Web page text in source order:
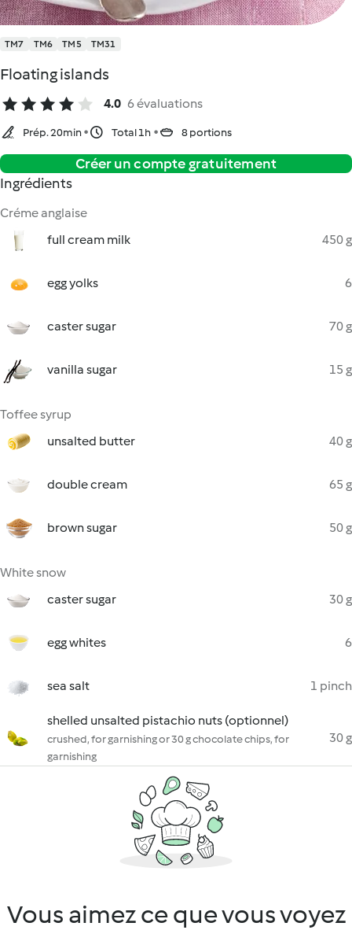
TM7 TM6 TM5 TM31
Floating islands
4.0 6 évaluations
Prép. 20min Total 1h 8 portions
Créer un compte gratuitement
Ingrédients
Créme anglaise
full cream milk
450 g
egg yolks 6
caster sugar 70 g
vanilla sugar 15 g
Toffee syrup
unsalted butter
40 g
double cream 65 g
brown sugar 50 g
White snow
caster sugar
30 g
egg whites 6
sea salt 1 pinch
shelled unsalted pistachio nuts (optionnel)
crushed, for garnishing or 30 g chocolate chips, for
garnishing
30 g
Vous aimez ce que vous voyez